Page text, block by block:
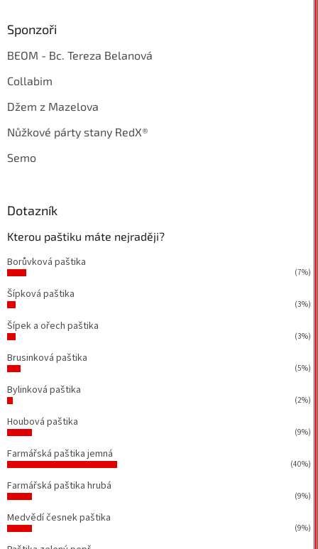
Sponzoři
BEOM - Bc. Tereza Belanová
Collabim
Džem z Mazelova
Nůžkové párty stany RedX®
Semo
Dotazník
Kterou paštiku máte nejraději?
Borůvková paštika
(7%)
Šípková paštika
(3%)
Šípek a ořech paštika
(3%)
Brusinková paštika
(5%)
Bylinková paštika
(2%)
Houbová paštika
(9%)
Farmářská paštika jemná
(40%)
Farmářská paštika hrubá
(9%)
Medvědí česnek paštika
(9%)